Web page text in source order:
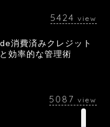
5424 view
消費済みクレジット
効率的な管理術
5087 view
採用情報